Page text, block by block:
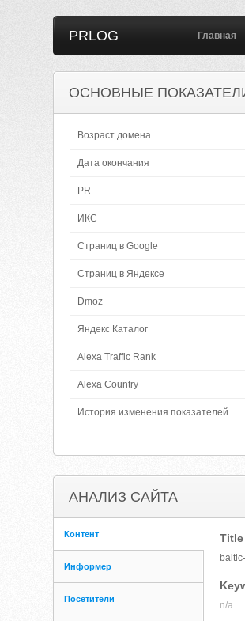
PRLOG Главная
ОСНОВНЫЕ
Возраст домена
Дата окончания
PR
ИКС
Страниц в Google
Страниц в Яндексе
Dmoz
Яндекс Каталог
Alexa Traffic Rank
Alexa Country
История изменения показателей
АНАЛИЗ САЙТА
Контент
Информер
Посетители
Title
n/a